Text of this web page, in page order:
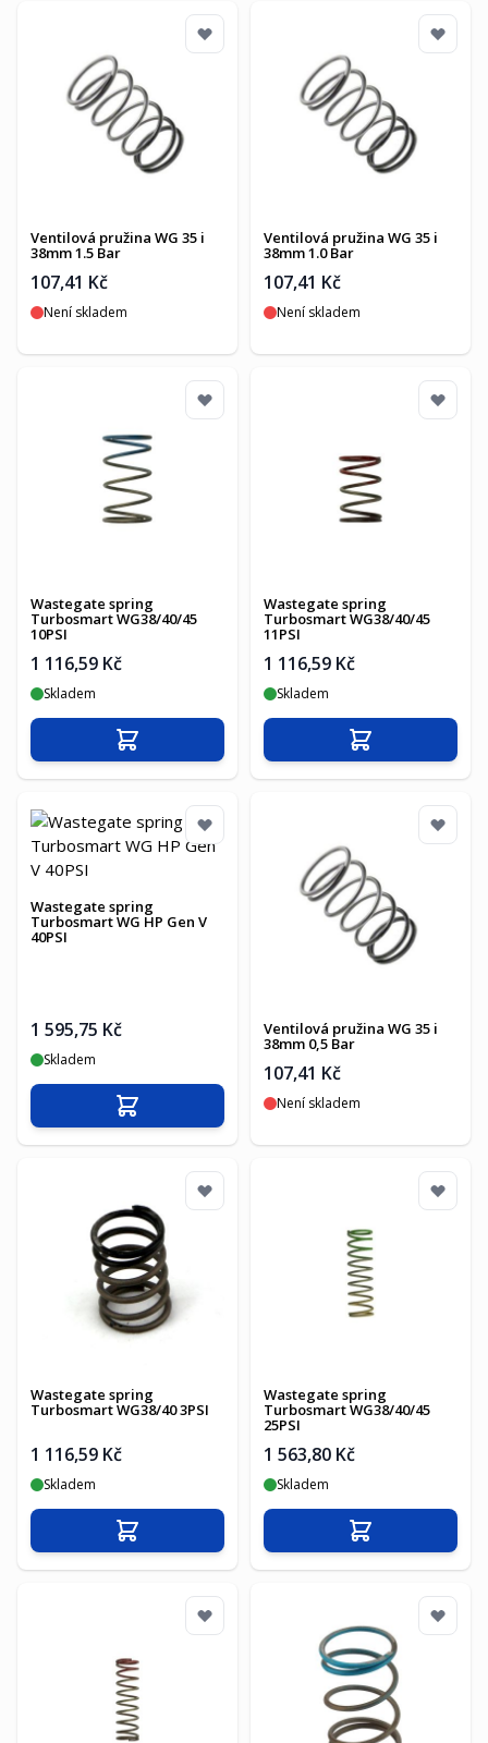
Ventilová pružina WG 35 i
38mm 1.5 Bar
107,41 Kč
Není skladem
Ventilová pružina WG 35 i
38mm 1.0 Bar
107,41 Kč
Není skladem
Wastegate spring
Turbosmart WG38/40/45
10PSI
1 116,59 Kč
Skladem
Přidat do košíku
Wastegate spring
Turbosmart WG38/40/45
11PSI
1 116,59 Kč
Skladem
Přidat do košíku
Wastegate spring
Turbosmart WG HP Gen V
40PSI
1 595,75 Kč
Skladem
Přidat do košíku
Ventilová pružina WG 35 i
38mm 0,5 Bar
107,41 Kč
Není skladem
Wastegate spring
Turbosmart WG38/40 3PSI
1 116,59 Kč
Skladem
Přidat do košíku
Wastegate spring
Turbosmart WG38/40/45
25PSI
1 563,80 Kč
Skladem
Přidat do košíku